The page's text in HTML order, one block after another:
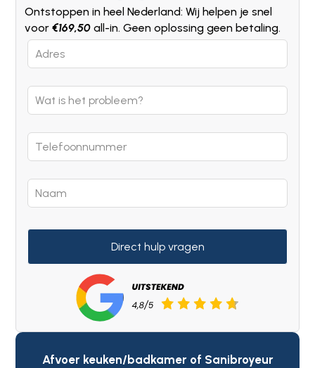
Ontstoppen in heel Nederland: Wij helpen je snel
voor€169,50 all-in. Geen oplossing geen betaling.
Leave
this
blank
Direct hulp vragen
Afvoer keuken/badkamer of Sanibroyeur